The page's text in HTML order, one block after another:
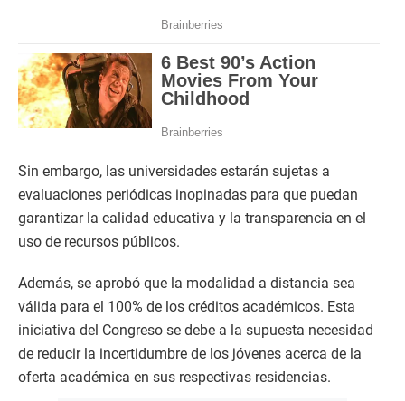
Sin embargo, las universidades estarán sujetas a
evaluaciones periódicas inopinadas para que puedan
garantizar la calidad educativa y la transparencia en el
uso de recursos públicos.
Además, se aprobó que la modalidad a distancia sea
válida para el 100% de los créditos académicos. Esta
iniciativa del Congreso se debe a la supuesta necesidad
de reducir la incertidumbre de los jóvenes acerca de la
oferta académica en sus respectivas residencias.